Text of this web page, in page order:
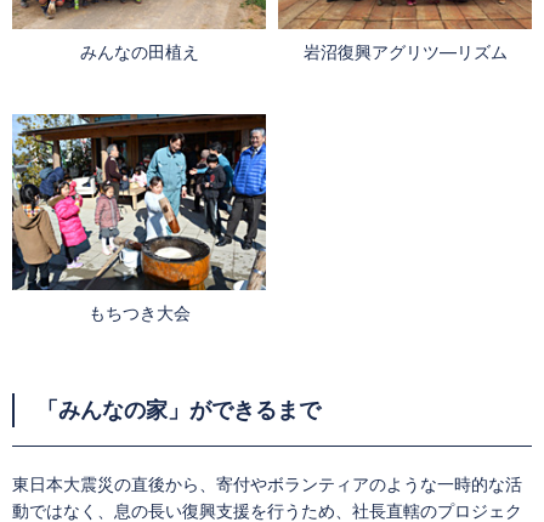
みんなの田植え 岩沼復興アグリツ―リズム
もちつき大会
「みんなの家」ができるまで
東日本大震災の直後から、寄付やボランティアのような一時的な活
動ではなく、息の長い復興支援を行うため、社長直轄のプロジェク